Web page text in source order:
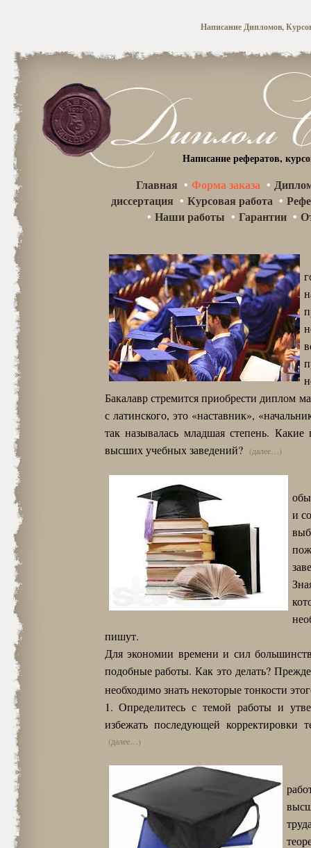
Написание Дипломов,
Написание рефератов,
Главная • Форма заказа •
диссертация • Курсовая работа •
• Наши работы • Гарантии •
Бакалавр стремится приобрести диплом
с латинского, это «наставник»,
так называлась младшая степень.
высших учебных заведений?
(далее…)
и
пишут.
Для экономии времени и сил
подобные работы. Как это делать?
необходимо знать некоторые тонкости
1. Определитесь с темой работы и
избежать последующей корректировки
(далее…)